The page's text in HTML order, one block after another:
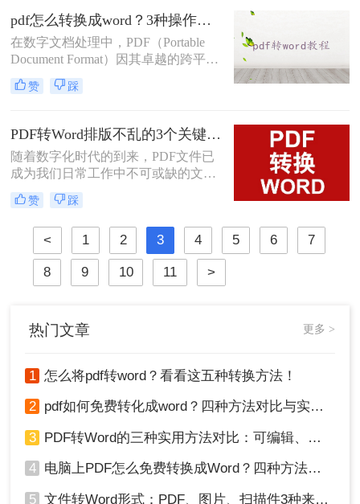
本文将介绍几种快速将PDF文件转换
为Word文档的方法，帮助您轻松应对
这一需求。
pdf怎么转换成word？3种操作免费方法分享给你!
在数字文档处理中，PDF（Portable
Document Format）因其卓越的跨平台
兼容性和内容稳定性而广受欢迎。然
而，在某些情况下，我们可能需要将
化，这时就需要将其转换为
Word（.doc或.docx）格式。Word文档
提供了丰富的编辑功能和灵活性，使
得内容的修改和再利用变得更加容
易。那么pdf怎么转换成word呢？本文
将介绍几种常见的PDF转Word的方
法。
赞 踩
PDF转Word排版不乱的3个关键设置，第一步很多人就错了！
随着数字化时代的到来，PDF文件已
成为我们日常工作中不可或缺的文档
格式。然而，有时我们需要对PDF中
的内容进行编辑和修改，这就需要将
其转换为Word格式。本文将为您详细
介绍三种怎样把pdf转换成word的方
法，帮助您更好地完成这项任务。
赞 踩
< 1 2 3 4 5 6 7
8 9 10 11 >
热门文章 更多 >
1 怎么将pdf转word？看看这五种转换方法！
2 pdf如何免费转化成word？四种方法对比与实操指南（附详细表格）
3 PDF转Word的三种实用方法对比：可编辑、保格式、避风险！
4 电脑上PDF怎么免费转换成Word？四种方法对比与实操指南（附详细表格）!
5 文件转Word形式：PDF、图片、扫描件3种来源分别怎么处理！